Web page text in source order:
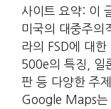
사이트 요약: 이
미국의 대중주의
라의 FSD에 대
500e의 특징, 일
판 등 다양한 주
Google Maps는